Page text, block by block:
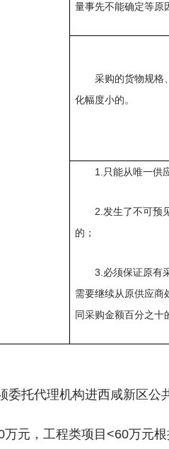
量事先不能确定等原
采购的货物规格
化幅度小的。
1.只能从唯一供
2.发生了不可预
的；
3.必须保证原有
需要继续从原供应商
同采购金额百分之十
委托代理机构进西咸新区公
元，工程类项目<60万元